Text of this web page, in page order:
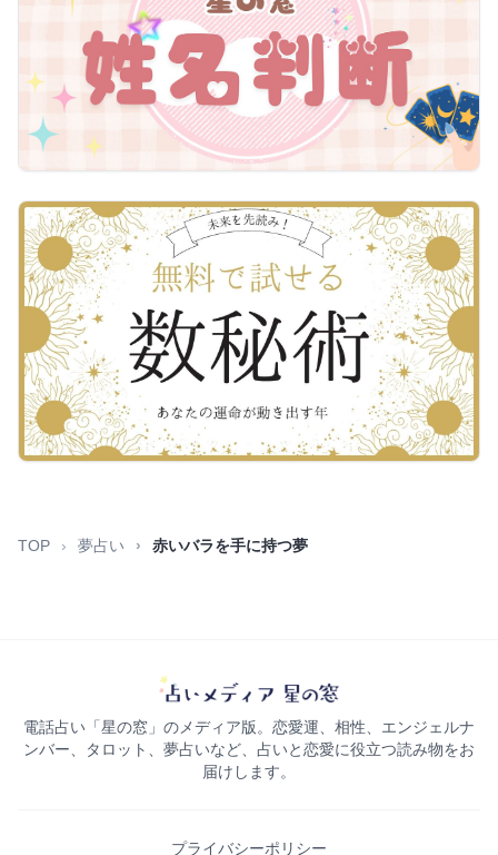
TOP 夢占い 赤いバラを手に持つ夢
電話占い「星の窓」のメディア版。恋愛運、相性、エンジェルナ
ンバー、タロット、夢占いなど、占いと恋愛に役立つ読み物をお
届けします。
プライバシーポリシー